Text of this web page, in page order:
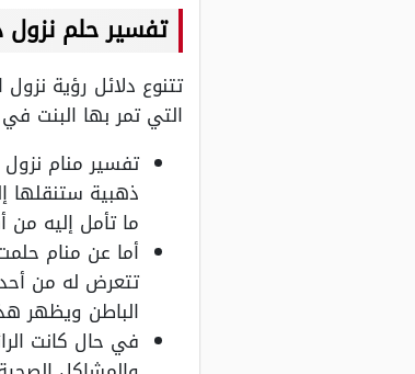
تفسير حلم نزول
تتنوع دلائل رؤية
التي تمر بها البنت
تفسير منام
ذهبية ستنقلها
ما تأمل إليه
أما عن منام
تتعرض له من
الباطن ويظهر
في حال كانت